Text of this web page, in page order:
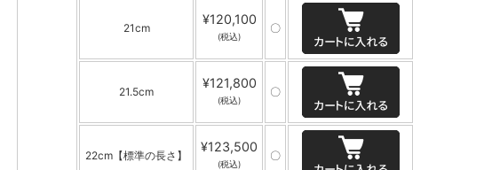
21cm
¥120,100
(税込)
〇
21.5cm
¥121,800
(税込)
〇
22cm【標準の長さ】
¥123,500
(税込)
〇